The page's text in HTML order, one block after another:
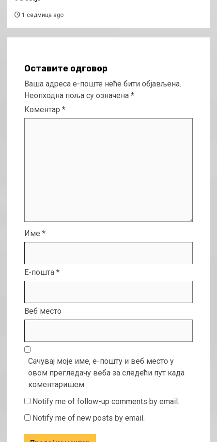
1 седмица ago
Оставите одговор
Ваша адреса е-поште неће бити објављена.
Неопходна поља су означена *
Коментар *
Име *
Е-пошта *
Веб место
Сачувај моје име, е-пошту и веб место у
овом прегледачу веба за следећи пут када
коментаришем.
Notify me of follow-up comments by email.
Notify me of new posts by email.